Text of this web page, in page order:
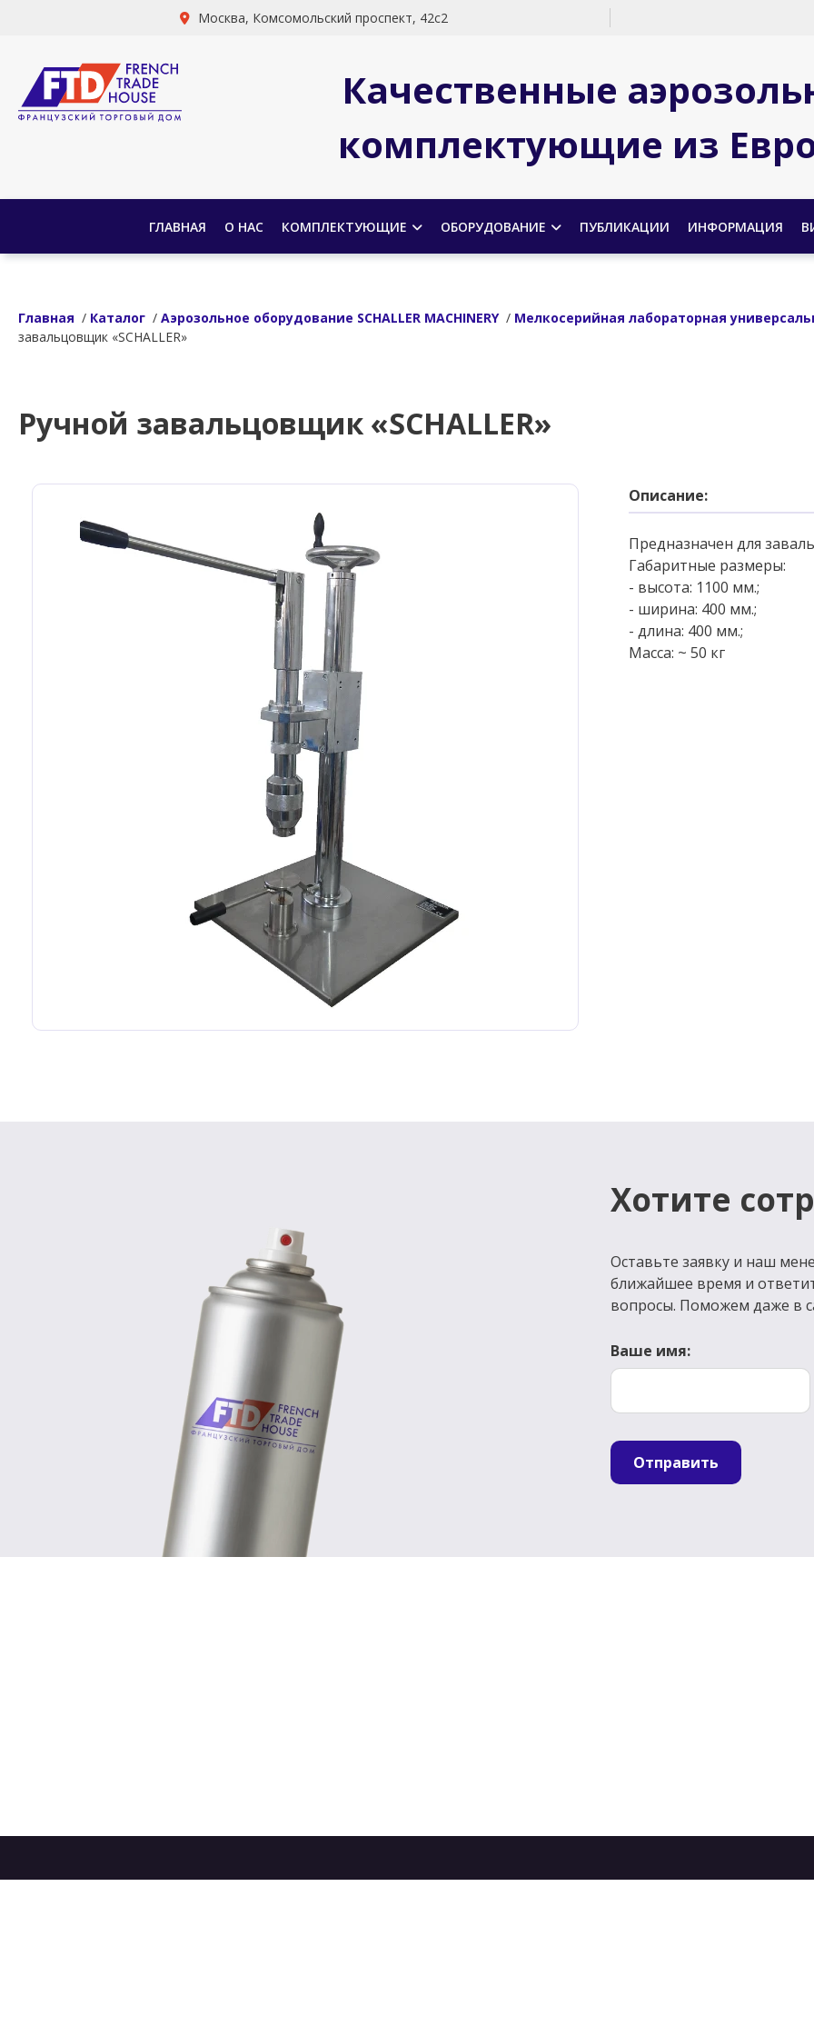
Москва, Комсомольский проспект, 42с2
Качественные
комплектующие из
ГЛАВНАЯ О НАС КОМПЛЕКТУЮЩИЕ ОБОРУДОВАНИЕ ПУБЛИКАЦИИ ИНФОРМАЦИЯ
Главная / Каталог / Аэрозольное оборудование SCHALLER MACHINERY/ Мелкосерийная лабораторная
завальцовщик «SCHALLER»
Ручной завальцовщик «SCHALLER»
Описание:
Предназначен для
Габаритные размеры:
- высота: 1100 мм.;
- ширина: 400 мм.;
- длина: 400 мм.;
Масса: ~ 50 кг
Хотите
Оставьте заявку и наш
ближайшее время и
вопросы. Поможем даже в
Ваше имя:
Отправить